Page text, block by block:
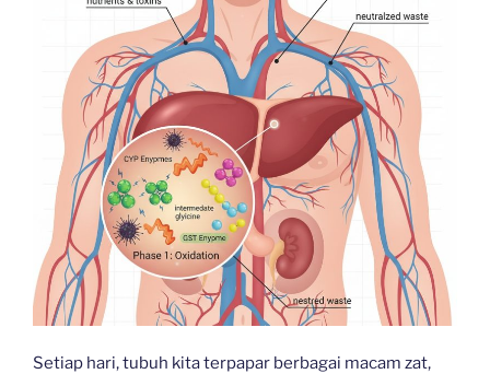
Setiap hari, tubuh kita terpapar berbagai macam zat,